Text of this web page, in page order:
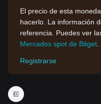
El precio de esta
hacerlo. La información
referencia. Puedes ver
Mercados spot de Bitget
Registrarse